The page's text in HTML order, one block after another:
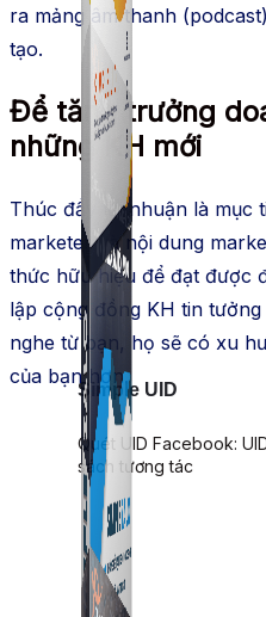
Simple UID
Quét UID Facebook:
sách tương tác
ra mảng âm thanh
tạo.
Để tăng trưởng
những KH mới
Thúc đẩy lợi nhuận là mục
marketer và nội dung
thức hữu hiệu để đạt được
lập cộng đồng KH tin
nghe từ bạn, họ sẽ có xu
của bạn hơn.